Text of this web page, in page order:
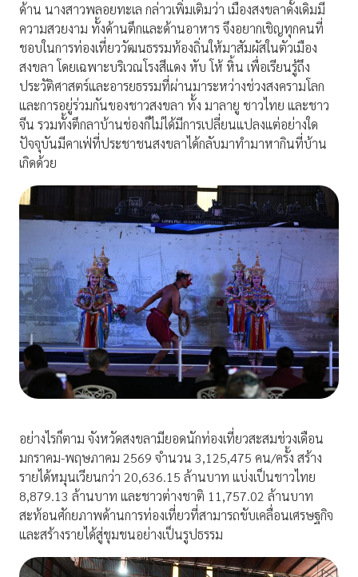
ด้าน นางสาวพลอยทะเล กล่าวเพิ่มเติมว่า เมืองสงขลาดั้งเดิมมี
ความสวยงาม ทั้งด้านตึกและด้านอาหาร จึงอยากเชิญทุกคนที่
ชอบในการท่องเที่ยววัฒนธรรมท้องถิ่นให้มาสัมผัสในตัวเมือง
สงขลา โดยเฉพาะบริเวณโรงสีแดง หับ โห้ หิ้น เพื่อเรียนรู้ถึง
ประวัติศาสตร์และอารยธรรมที่ผ่านมาระหว่างช่วงสงครามโลก
และการอยู่ร่วมกันของชาวสงขลา ทั้ง มาลายู ชาวไทย และชาว
จีน รวมทั้งตึกลาบ้านช่องก็ไม่ได้มีการเปลี่ยนแปลงแต่อย่างใด
ปัจจุบันมีคาเฟ่ที่ประชาชนสงขลาได้กลับมาทำมาหากินที่บ้าน
เกิดด้วย
อย่างไรก็ตาม จังหวัดสงขลามียอดนักท่องเที่ยวสะสมช่วงเดือน
มกราคม-พฤษภาคม 2569 จำนวน 3,125,475 คน/ครั้ง สร้าง
รายได้หมุนเวียนกว่า 20,636.15 ล้านบาท แบ่งเป็นชาวไทย
8,879.13 ล้านบาท และชาวต่างชาติ 11,757.02 ล้านบาท
สะท้อนศักยภาพด้านการท่องเที่ยวที่สามารถขับเคลื่อนเศรษฐกิจ
และสร้างรายได้สู่ชุมชนอย่างเป็นรูปธรรม